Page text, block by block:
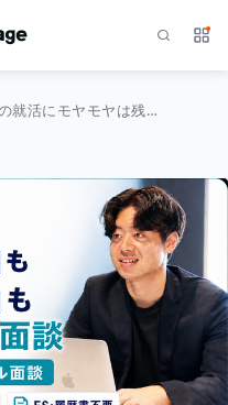
サ
今の就活にモヤモヤは残っていませんか？——不安を一緒に整理する、新卒採用責任者との個別カジュアル面談。